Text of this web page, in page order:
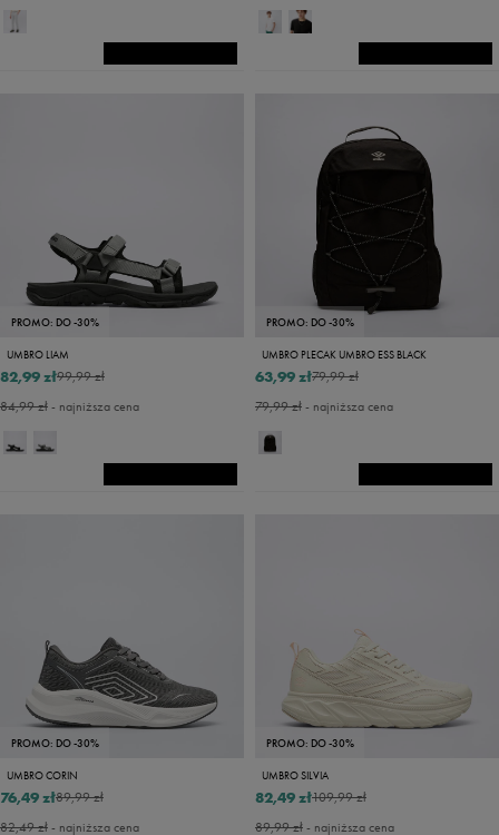
PROMO: DO -30%
UMBRO LIAM
99,99 zł
82,99 zł
84,99 zł- najniższa cena
PROMO: DO -30%
UMBRO PLECAK UMBRO ESS BLACK
79,99 zł
63,99 zł
79,99 zł- najniższa cena
PROMO: DO -30%
UMBRO CORIN
89,99 zł
76,49 zł
82,49 zł- najniższa cena
PROMO: DO -30%
UMBRO SILVIA
109,99 zł
82,49 zł
89,99 zł- najniższa cena